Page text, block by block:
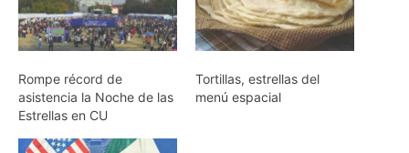
Rompe récord de
asistencia la Noche de las
Estrellas en CU
Tortillas, estrellas del
menú espacial